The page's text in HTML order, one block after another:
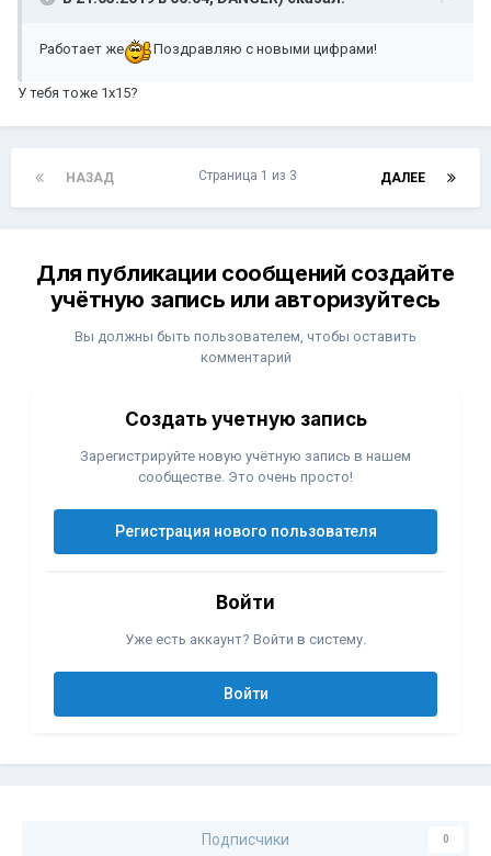
Работает же Поздравляю с новыми цифрами!
У тебя тоже 1х15?
НАЗАД ДАЛЕЕ
Страница 1 из 3
Для публикации сообщений создайте
учётную запись или авторизуйтесь
Вы должны быть пользователем, чтобы оставить
комментарий
Создать учетную запись
Зарегистрируйте новую учётную запись в нашем
сообществе. Это очень просто!
Регистрация нового пользователя
Войти
Уже есть аккаунт? Войти в систему.
Войти
Подписчики 0